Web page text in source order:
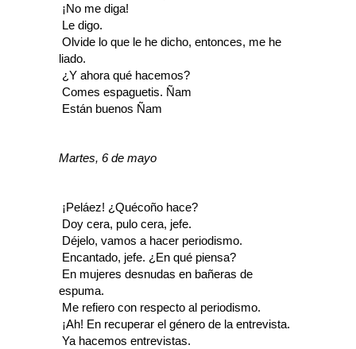
 ¡No me diga!
 Le digo.
 Olvide lo que le he dicho, entonces, me he
liado.
 ¿Y ahora qué hacemos?
 Comes espaguetis. Ñam
 Están buenos Ñam
Martes, 6 de mayo
 ¡Peláez! ¿Quécoño hace?
 Doy cera, pulo cera, jefe.
 Déjelo, vamos a hacer periodismo.
 Encantado, jefe. ¿En qué piensa?
 En mujeres desnudas en bañeras de
espuma.
 Me refiero con respecto al periodismo.
 ¡Ah! En recuperar el género de la entrevista.
 Ya hacemos entrevistas.